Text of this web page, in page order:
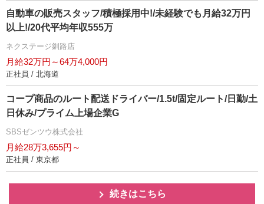
自動車の販売スタッフ/積極採用中!/未経験でも月給32万円
以上!/20代平均年収555万
ネクステージ釧路店
月給32万円～64万4,000円
正社員 / 北海道
コープ商品のルート配送ドライバー/1.5t/固定ルート/日勤/土
日休み/プライム上場企業G
SBSゼンツウ株式会社
月給28万3,655円～
正社員 / 東京都
続きはこちら